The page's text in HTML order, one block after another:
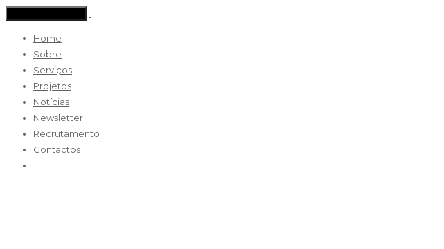
Home
Sobre
Serviços
Projetos
Notícias
Newsletter
Recrutamento
Contactos